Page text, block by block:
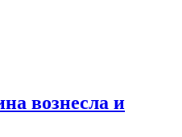
вознесла и